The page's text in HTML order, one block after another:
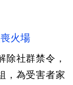
火場
社群禁令，
，為受害者家